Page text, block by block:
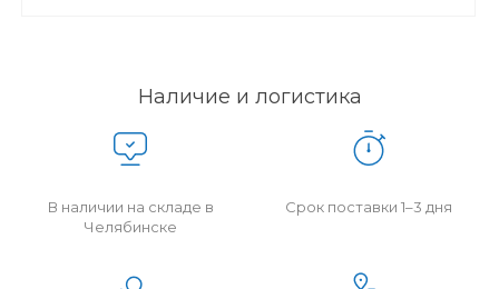
Наличие и логистика
В наличии на складе в
Челябинске
Срок поставки 1–3 дня